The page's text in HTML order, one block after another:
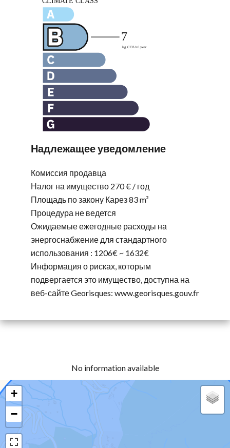
Надлежащее уведомление
Комиссия продавца
Налог на имущество 270 € / год
Площадь по закону Карез83 m²
Процедура не ведется
Ожидаемые ежегодные расходы на
энергоснабжение для стандартного
использования : 1206€ ~ 1632€
Информация о рисках, которым
подвергается это имущество, доступна на
веб-сайте Georisques: www.georisques.gouv.fr
No information available
+
−